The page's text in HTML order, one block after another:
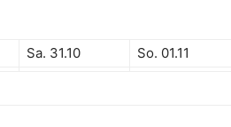
Sa. 31.10 So. 01.11